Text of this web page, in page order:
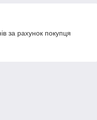
за рахунок покупця